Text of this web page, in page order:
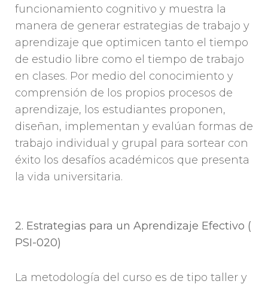
funcionamiento cognitivo y muestra la
manera de generar estrategias de trabajo y
aprendizaje que optimicen tanto el tiempo
de estudio libre como el tiempo de trabajo
en clases. Por medio del conocimiento y
comprensión de los propios procesos de
aprendizaje, los estudiantes proponen,
diseñan, implementan y evalúan formas de
trabajo individual y grupal para sortear con
éxito los desafíos académicos que presenta
la vida universitaria.
2. Estrategias para un Aprendizaje Efectivo (
PSI-020)
La metodología del curso es de tipo taller y